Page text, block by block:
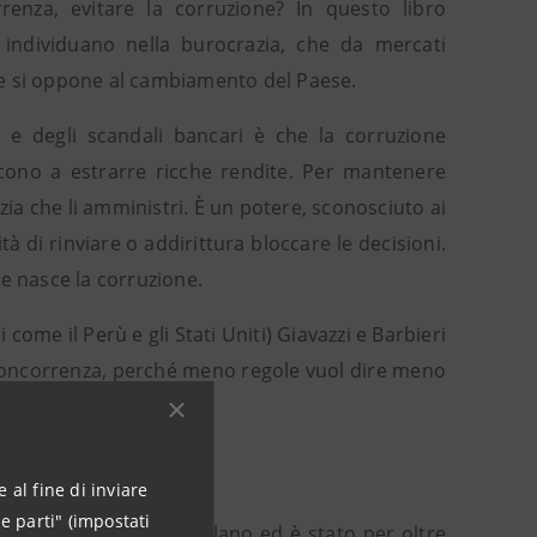
al fine di inviare
parti" (impostati
evitare la corruzione? In questo libro
nella burocrazia, che da mercati
oppone al cambiamento del Paese.
degli scandali bancari è che la corruzione
a estrarre ricche rendite. Per mantenere
che li amministri. È un potere, sconosciuto ai
di rinviare o addirittura bloccare le decisioni.
nasce la corruzione.
il Perù e gli Stati Uniti) Giavazzi e Barbieri
perché meno regole vuol dire meno